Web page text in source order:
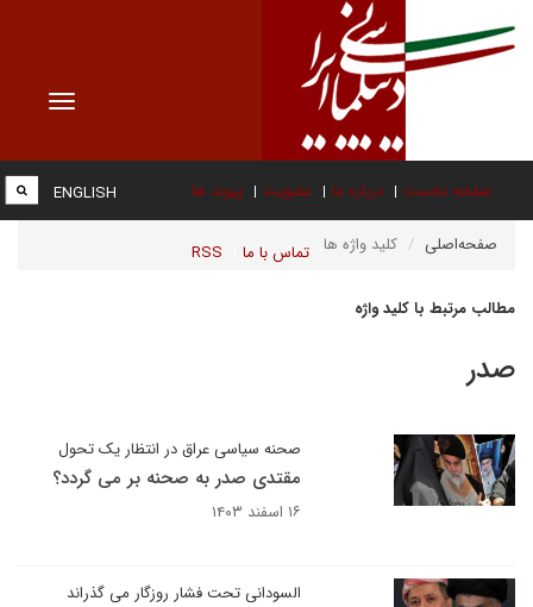
Toggle
صفحه نخست درباره ما عضویت پیوند ها
تماس با ما RSS
ENGLISH
صفحه‌اصلی کلید واژه ها
مطالب مرتبط با کلید واژه
صدر
صحنه سیاسی عراق در انتظار یک تحول
مقتدی صدر به صحنه بر می گردد؟
۱۶ اسفند ۱۴۰۳
السودانی تحت فشار روزگار می گذراند